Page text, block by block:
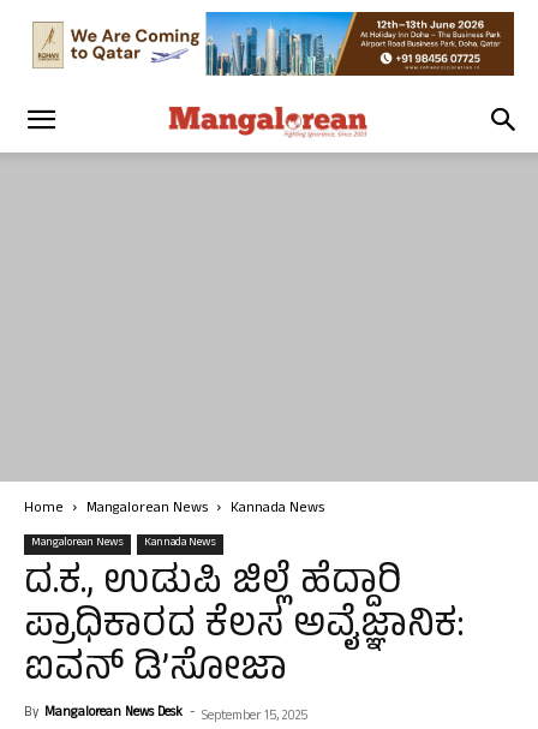
Home Mangalorean News Kannada News
Mangalorean News Kannada News
ದ.ಕ., ಉಡುಪಿ ಜಿಲ್ಲೆ ಹೆದ್ದಾರಿ
ಪ್ರಾಧಿಕಾರದ ಕೆಲಸ ಅವೈಜ್ಞಾನಿಕ:
ಐವನ್ ಡಿ’ಸೋಜಾ
By Mangalorean News Desk - September 15, 2025